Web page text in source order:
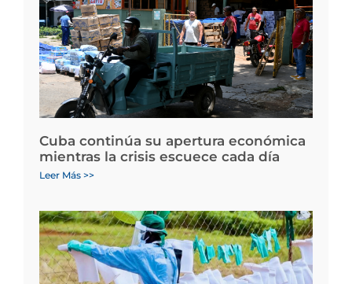
Cuba continúa su apertura económica
mientras la crisis escuece cada día
Leer Más >>